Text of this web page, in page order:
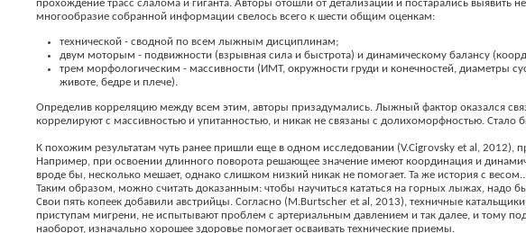
прохождение трасс слалома и гиганта. Авторы отошли от детализации и постарались
многообразие собранной информации свелось всего к шести общим оценкам:
технической - сводной по всем лыжным дисциплинам;
двум моторым - подвижности (взрывная сила и быстрота) и динамическому балансу
трем морфологическим - массивности (ИМТ, окружности груди и конечностей, диаметры
животе, бедре и плече).
Определив корреляцию между всем этим, авторы призадумались. Лыжный фактор оказался
коррелируют с массивностью и упитанностью, и никак не связаны с долихоморфностью.
К похожим результатам чуть ранее пришли еще в одном исследовании (V.Cigrovsky et al, 2012),
Например, при освоении длинного поворота решающее значение имеют координация и
вроде бы, несколько мешает, однако слишком низкий никак не помогает. Та же история с
Таким образом, можно считать доказанным: чтобы научиться кататься на горных лыжах, надо
Свои пять копеек добавили австрийцы. Согласно (M.Burtscher et al, 2013), техничные
приступам мигрени, не испытывают проблем с артериальным давлением и так далее, и тому
наоборот, изначально хорошее здоровье помогает осваивать технические приемы.